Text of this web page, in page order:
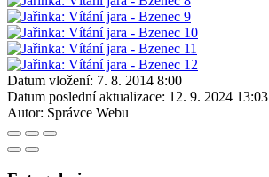
Datum vložení: 7. 8. 2014 8:00
Datum poslední aktualizace: 12. 9. 2024 13:03
Autor: Správce Webu